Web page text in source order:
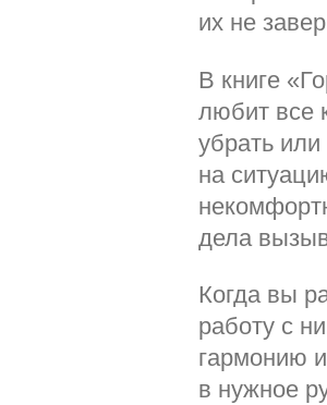
их не
В книге
любит все
убрать
на
дела
Когда вы
работу с
гармонию
в нужное